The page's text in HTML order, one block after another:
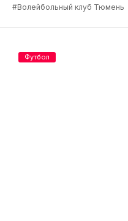
#Волейбольный клуб Тюмень
Футбол